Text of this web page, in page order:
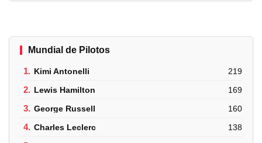
Mundial de Pilotos
1. Kimi Antonelli 219
2. Lewis Hamilton 169
3. George Russell 160
4. Charles Leclerc 138